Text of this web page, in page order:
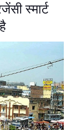
स्मार्ट